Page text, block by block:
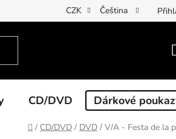
CZK Čeština
CD/DVD Dárkové
Domů
/ CD/DVD / DVD / V/A - Festa de la